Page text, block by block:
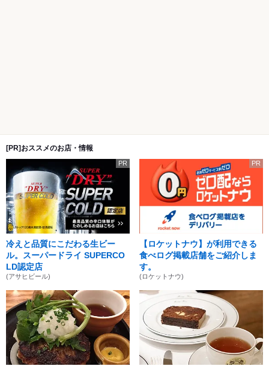
[PR]おススメのお店・情報
PR
冷えと品質にこだわる生ビー
ル。スーパードライ SUPERCO
LD認定店
(アサヒビール)
PR
【ロケットナウ】が利用できる
食べログ掲載店舗をご紹介しま
す。
(ロケットナウ)